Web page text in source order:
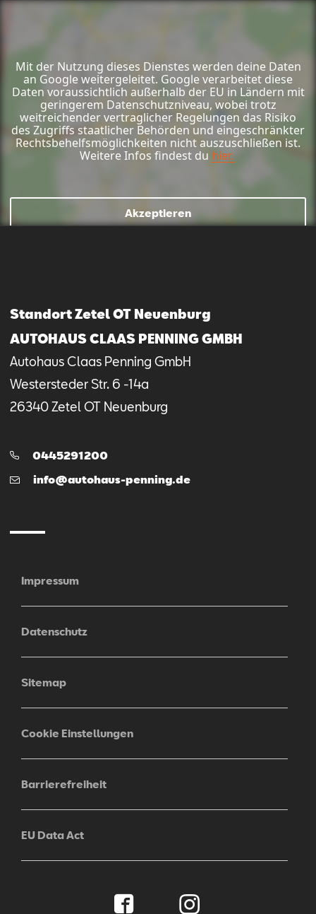
Mit der Nutzung dieses Dienstes werden deine Daten
an Google weitergeleitet. Google verarbeitet diese
Daten voraussichtlich außerhalb der EU in Ländern mit
geringerem Datenschutzniveau, wobei trotz
weitreichender vertraglicher Regelungen das Risiko
des Zugriffs staatlicher Behörden und eingeschränkter
Rechtsbehelfsmöglichkeiten nicht auszuschließen ist.
Weitere Infos findest du hier.
Akzeptieren
Standort Zetel OT Neuenburg
AUTOHAUS CLAAS PENNING GMBH
Autohaus Claas Penning GmbH
Westersteder Str. 6 -14a
26340Zetel OT Neuenburg
Telefon:
0445291200
E-
info@autohaus-penning.de
Impressum
Datenschutz
Sitemap
Cookie Einstellungen
Barrierefreiheit
EU Data Act